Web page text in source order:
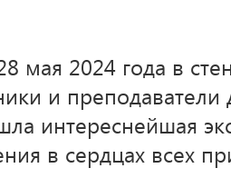
мая 2024 года в
и
интереснейшая
в сердцах всех